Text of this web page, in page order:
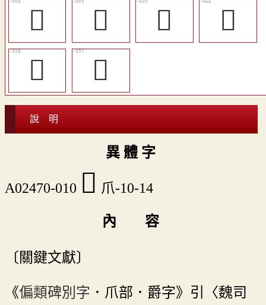
𩰧
𩰨 󳡤
󳡱
󳡫
󳡪
說 明
異 體 字
A02470-010 󳡋 爪-10-14
內 容
〔關鍵文獻〕
《偏類碑別字 ．爪部．爵字》引〈魏司